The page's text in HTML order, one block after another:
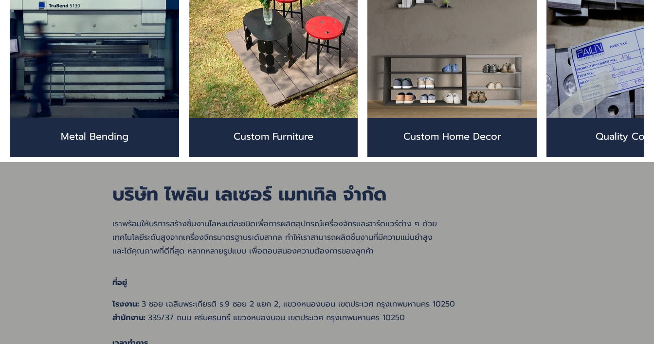
Metal Bending Custom Furniture Custom Home Decor Quality
บริษัท ไพลิน เลเซอร์ เมทเทิล จำกัด
เราพร้อมให้บริการสร้างชิ้นงานโลหะแต่ละชนิดเพื่อการผลิตอุปกรณ์เครื่องจักรและฮาร์ดแวร์ต่าง ๆ ด้วย
เทคโนโลยีระดับสูงจากเครื่องจักรมาตรฐานระดับสากล ทำให้เราสามารถผลิตชิ้นงานที่มีความแม่นยำสูง
และได้คุณภาพที่ดีที่สุด หลากหลายรูปแบบ เพื่อตอบสนองความต้องการของลูกค้า
ที่อยู่
โรงงาน: 3 ซอย เฉลิมพระเกียรติ ร.9 ซอย 2 แยก 2, แขวงหนองบอน เขตประเวศ กรุงเทพมหานคร 10250
สำนักงาน: 335/37 ถนน ศรีนครินทร์ แขวงหนองบอน เขตประเวศ กรุงเทพมหานคร 10250